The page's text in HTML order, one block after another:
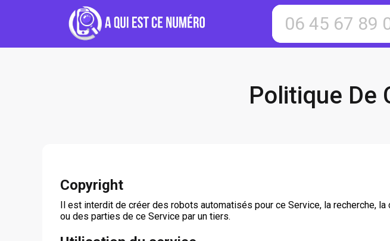
Politique De
Copyright
Il est interdit de créer des robots automatisés pour ce Service, la recherche,
ou des parties de ce Service par un tiers.